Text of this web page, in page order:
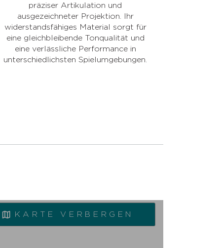
präziser Artikulation und
ausgezeichneter Projektion. Ihr
widerstandsfähiges Material sorgt für
eine gleichbleibende Tonqualität und
eine verlässliche Performance in
unterschiedlichsten Spielumgebungen.
KARTE VERBERGEN